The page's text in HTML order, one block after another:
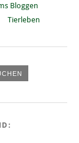
Bloggen
Tierleben